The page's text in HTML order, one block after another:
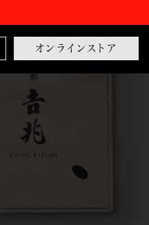
オンラインストア